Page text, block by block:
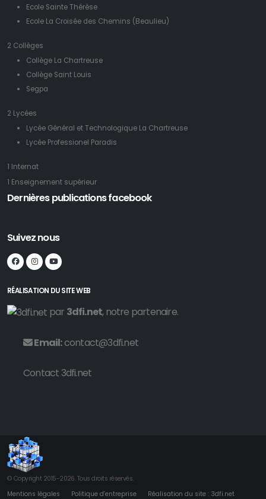
Ecole Sainte Thérèse
Ecole La Croisée des Chemins (Beaulieu)
2 Collèges
Collège La Chartreuse
Collège Saint Louis
Segpa
2 Lycées
Lycée Général et Technologique La Chartreuse
Lycée Professionel Paradis
1 Internat
1 Enseignement supérieur
Dernières publications facebook
Suivez nous
RÉALISATION DU SITE WEB
par 3dfi.net, notre partenaire.
Email:contact@3dfi.net
Contact 3dfi.net
© Copyright 2015-2026. Tous droits réservés.
Mentions légales
Politique d'entreprise Réalisation du site : 3dfi.net